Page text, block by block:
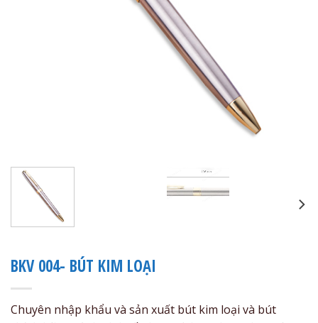
BKV 004- BÚT KIM LOẠI
Chuyên nhập khẩu và sản xuất bút kim loại và bút